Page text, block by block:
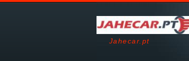
Jahecar.pt